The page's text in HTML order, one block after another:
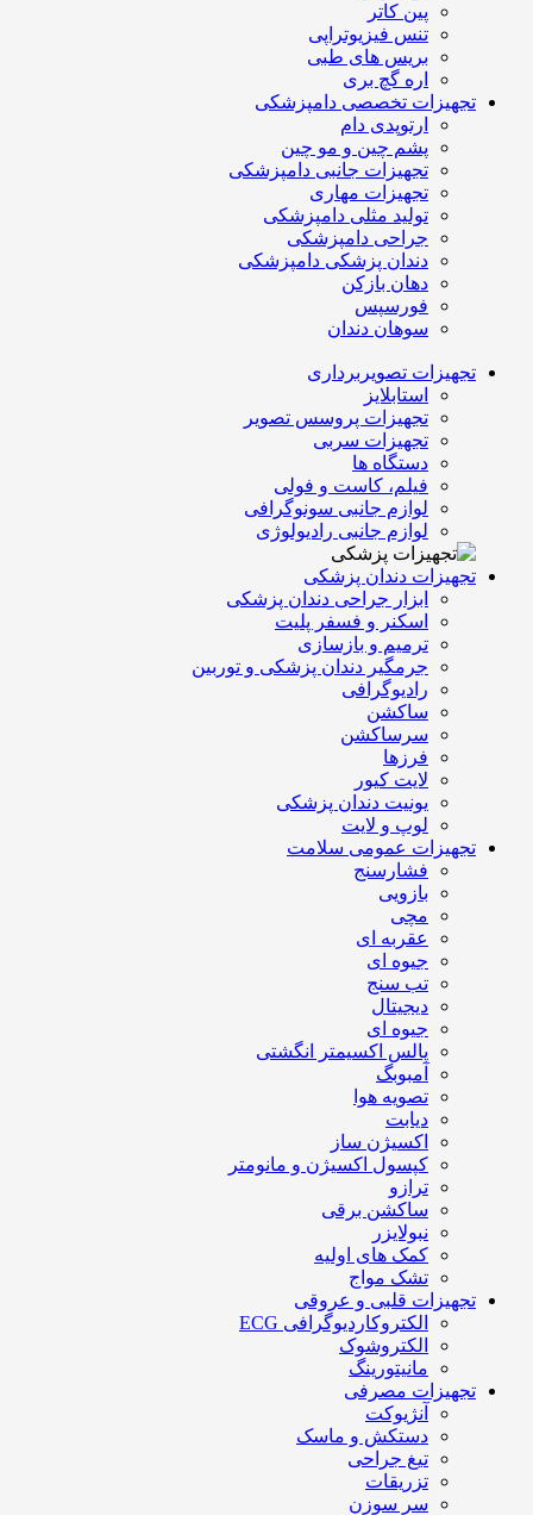
پین کاتر
تنس فیزیوتراپی
بریس های طبی
اره گچ بری
تجهیزات تخصصی دامپزشکی
ارتوپدی دام
پشم چین و مو چین
تجهیزات جانبی دامپزشکی
تجهیزات مهاری
تولید مثلی دامپزشکی
جراحی دامپزشکی
دندان پزشکی دامپزشکی
دهان بازکن
فورسپس
سوهان دندان
تجهیزات تصویربرداری
استابلایز
تجهیزات پروسس تصویر
تجهیزات سربی
دستگاه ها
فیلم، کاست و فولی
لوازم جانبی سونوگرافی
لوازم جانبی رادیولوژی
تجهیزات دندان پزشکی
ابزار جراحی دندان پزشکی
اسکنر و فسفر پلیت
ترمیم و بازسازی
جرمگیر دندان پزشکی و توربین
رادیوگرافی
ساکشن
سرساکشن
فرزها
لایت کیور
یونیت دندان پزشکی
لوپ و لایت
تجهیزات عمومی سلامت
فشارسنج
بازویی
مچی
عقربه ای
جیوه ای
تب سنج
دیجیتال
جیوه ای
پالس اکسیمتر انگشتی
آمبوبگ
تصویه هوا
دیابت
اکسیژن ساز
کپسول اکسیژن و مانومتر
ترازو
ساکشن برقی
نبولایزر
کمک های اولیه
تشک مواج
تجهیزات قلبی و عروقی
الکتروکاردیوگرافی ECG
الکتروشوک
مانیتورینگ
تجهیزات مصرفی
آنژیوکت
دستکش و ماسک
تیغ جراحی
تزریقات
سر سوزن